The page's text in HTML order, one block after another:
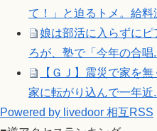
て！」と迫るトメ。給料
娘は部活に入らずにピ
ろが、塾で「今年の合唱
【ＧＪ】震災で家を
家に転がり込んで一年近
Powered by livedoor 相互RSS